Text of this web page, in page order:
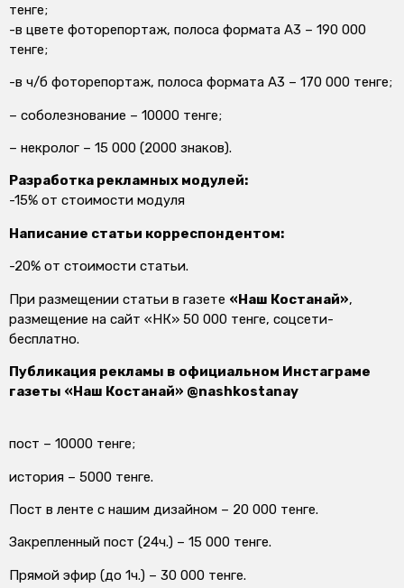
тенге;
-в цвете фоторепортаж, полоса формата А3 – 190 000
тенге;
-в ч/б фоторепортаж, полоса формата А3 – 170 000 тенге;
– соболезнование – 10000 тенге;
– некролог – 15 000 (2000 знаков).
Разработка рекламных модулей:
-15% от стоимости модуля
Написание статьи корреспондентом:
-20% от стоимости статьи.
При размещении статьи в газете «Наш Костанай»,
размещение на сайт «НК» 50 000 тенге, соцсети-
бесплатно.
Публикация рекламы в официальном Инстаграме
газеты «Наш Костанай» @nashkostanay
пост – 10000 тенге;
история – 5000 тенге.
Пост в ленте с нашим дизайном – 20 000 тенге.
Закрепленный пост (24ч.) – 15 000 тенге.
Прямой эфир (до 1ч.) – 30 000 тенге.